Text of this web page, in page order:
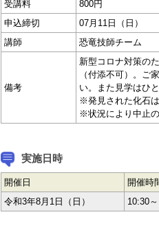
受講料
800円
申込締切
07月11日（日）
講師
恐竜技師チーム
備考
新型コロナ対策の
（付添不可）。ご
い。また見学はひ
※発見された化石
※状況により中止の
実施日時
開催日
開催時
令和3年8月1日（日）
10:30